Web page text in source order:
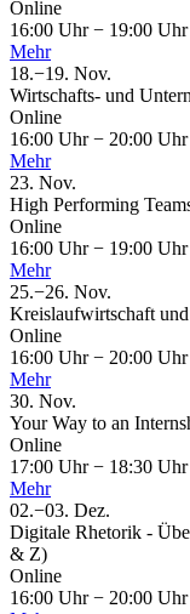
Online
16:00 Uhr− 19:00 Uhr
Mehr
18.−19. Nov.
Wirtschafts- und
Online
16:00 Uhr− 20:00 Uhr
Mehr
23. Nov.
High Performing
Online
16:00 Uhr− 19:00 Uhr
Mehr
25.−26. Nov.
Kreislaufwirtschaft
Online
16:00 Uhr− 20:00 Uhr
Mehr
30. Nov.
Your Way to an
Online
17:00 Uhr− 18:30 Uhr
Mehr
02.−03. Dez.
Digitale Rhetorik -
& Z)
Online
16:00 Uhr− 20:00 Uhr